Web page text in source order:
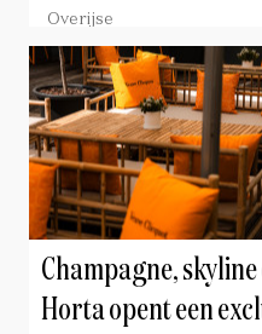
opnieuw voor een
Overijse
Champagne,
Horta opent een